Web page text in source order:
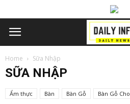
Home Sữa Nhập
SỮA NHẬP
Ẩm thực Bàn Bàn Gỗ Bàn Gỗ